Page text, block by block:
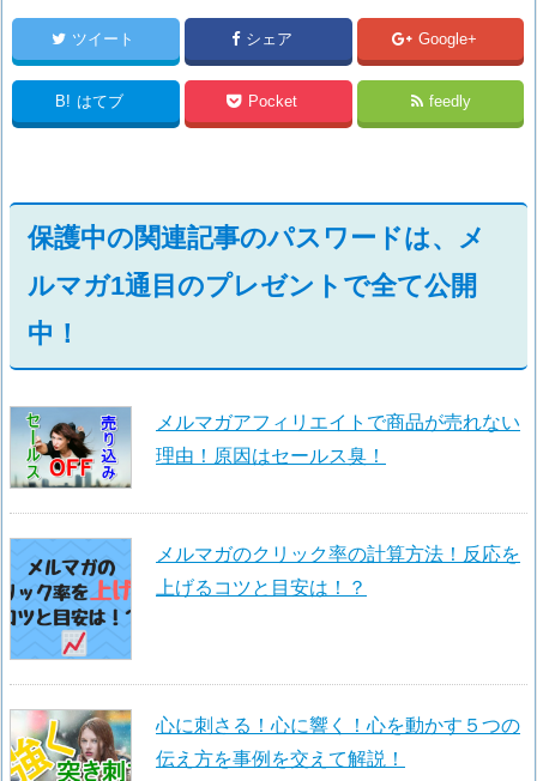
ツイート シェア Google+
B! はてブ Pocket feedly
保護中の関連記事のパスワードは、メ
ルマガ1通目のプレゼントで全て公開
中！
メルマガアフィリエイトで商品が売れない
理由！原因はセールス臭！
メルマガのクリック率の計算方法！反応を
上げるコツと目安は！？
心に刺さる！心に響く！心を動かす５つの
伝え方を事例を交えて解説！